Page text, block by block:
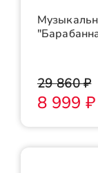
29 860 ₽
8 999 ₽